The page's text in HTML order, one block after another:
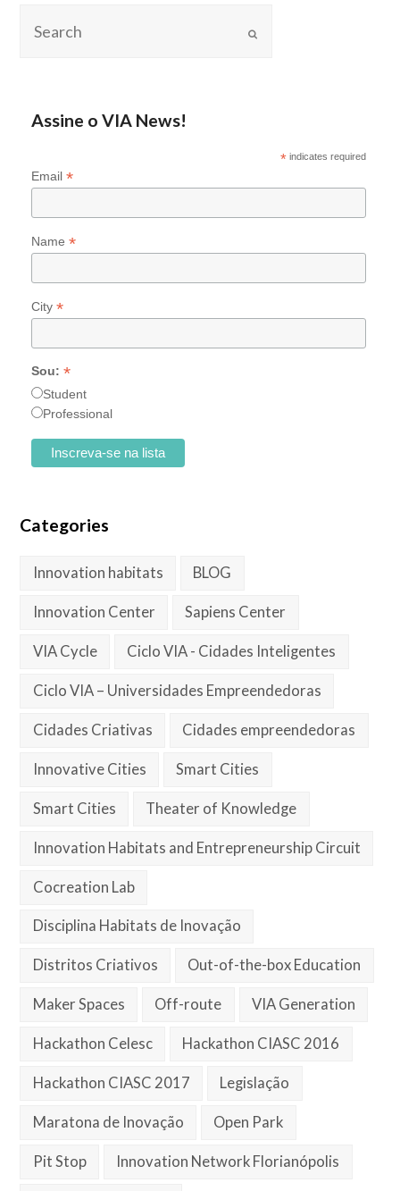
Assine o VIA News!
*indicates required
Email *
Name *
City *
Sou: *
Student
Professional
Categories
Innovation habitats BLOG
Innovation Center Sapiens Center
VIA Cycle Ciclo VIA - Cidades Inteligentes
Ciclo VIA – Universidades Empreendedoras
Cidades Criativas Cidades empreendedoras
Innovative Cities Smart Cities
Smart Cities Theater of Knowledge
Innovation Habitats and Entrepreneurship Circuit
Cocreation Lab
Disciplina Habitats de Inovação
Distritos Criativos Out-of-the-box Education
Maker Spaces Off-route VIA Generation
Hackathon Celesc Hackathon CIASC 2016
Hackathon CIASC 2017 Legislação
Maratona de Inovação Open Park
Pit Stop Innovation Network Florianópolis